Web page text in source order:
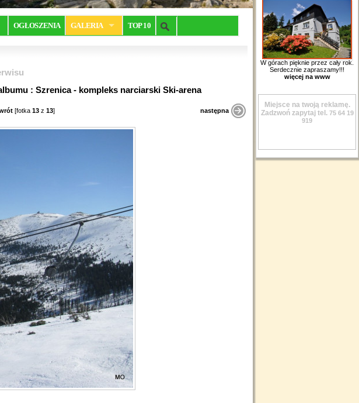
OGŁOSZENIA GALERIA TOP 10
: Szrenica - kompleks narciarski Ski-arena
[fotka 13 z 13] następna
W górach pięknie przez cały rok.
Serdecznie zapraszamy!!!
więcej na www
Miejsce na twoją reklamę.
Zadzwoń zapytaj tel. 75 64 19
919